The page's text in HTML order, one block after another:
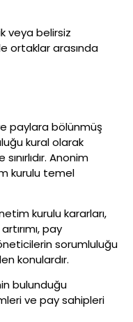
veya belirsiz
ortaklar arasında
paylara bölünmüş
kural olarak
Anonim
kurulu temel
kurulu kararları,
pay
sorumluluğu
konulardır.
bulunduğu
ve pay sahipleri